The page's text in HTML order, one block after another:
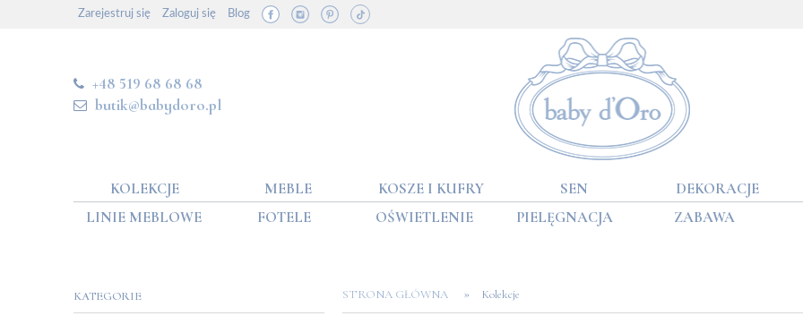
Zarejestruj się Zaloguj się Blog
+48 519 68 68 68
butik@babydoro.pl
KOLEKCJE MEBLE KOSZE I KUFRY SEN DEKORACJE
LINIE MEBLOWE
FOTELE OŚWIETLENIE PIELĘGNACJA ZABAWA
KATEGORIE STRONA GŁÓWNA » Kolekcje